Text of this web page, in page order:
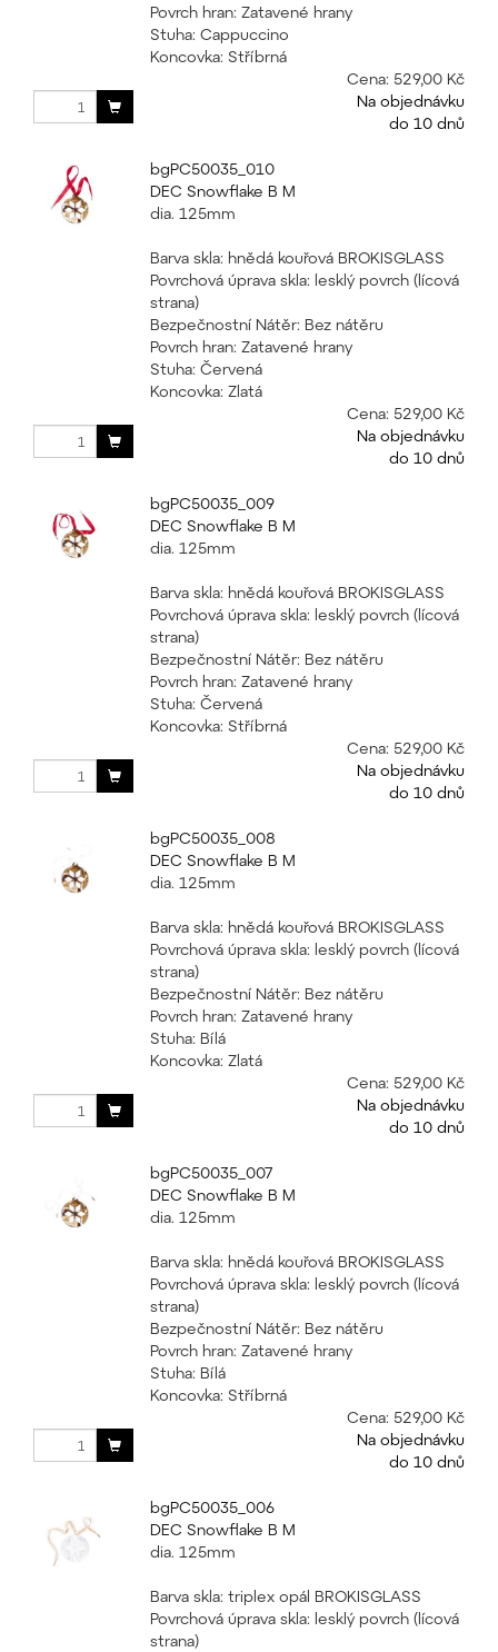
Povrch hran: Zatavené hrany
Stuha: Cappuccino
Koncovka: Stříbrná
Cena: 529,00 Kč
Na objednávku
do 10 dnů
bgPC50035_010
DEC Snowflake B M
dia. 125mm
Barva skla: hnědá kouřová BROKISGLASS
Povrchová úprava skla: lesklý povrch (lícová
strana)
Bezpečnostní Nátěr: Bez nátěru
Povrch hran: Zatavené hrany
Stuha: Červená
Koncovka: Zlatá
Cena: 529,00 Kč
Na objednávku
do 10 dnů
bgPC50035_009
DEC Snowflake B M
dia. 125mm
Barva skla: hnědá kouřová BROKISGLASS
Povrchová úprava skla: lesklý povrch (lícová
strana)
Bezpečnostní Nátěr: Bez nátěru
Povrch hran: Zatavené hrany
Stuha: Červená
Koncovka: Stříbrná
Cena: 529,00 Kč
Na objednávku
do 10 dnů
bgPC50035_008
DEC Snowflake B M
dia. 125mm
Barva skla: hnědá kouřová BROKISGLASS
Povrchová úprava skla: lesklý povrch (lícová
strana)
Bezpečnostní Nátěr: Bez nátěru
Povrch hran: Zatavené hrany
Stuha: Bílá
Koncovka: Zlatá
Cena: 529,00 Kč
Na objednávku
do 10 dnů
bgPC50035_007
DEC Snowflake B M
dia. 125mm
Barva skla: hnědá kouřová BROKISGLASS
Povrchová úprava skla: lesklý povrch (lícová
strana)
Bezpečnostní Nátěr: Bez nátěru
Povrch hran: Zatavené hrany
Stuha: Bílá
Koncovka: Stříbrná
Cena: 529,00 Kč
Na objednávku
do 10 dnů
bgPC50035_006
DEC Snowflake B M
dia. 125mm
Barva skla: triplex opál BROKISGLASS
Povrchová úprava skla: lesklý povrch (lícová
strana)